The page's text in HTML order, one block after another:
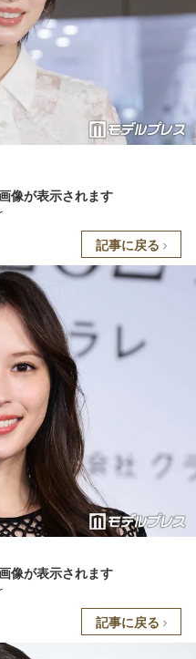
像が表示されます
記事に戻る
像が表示されます
記事に戻る